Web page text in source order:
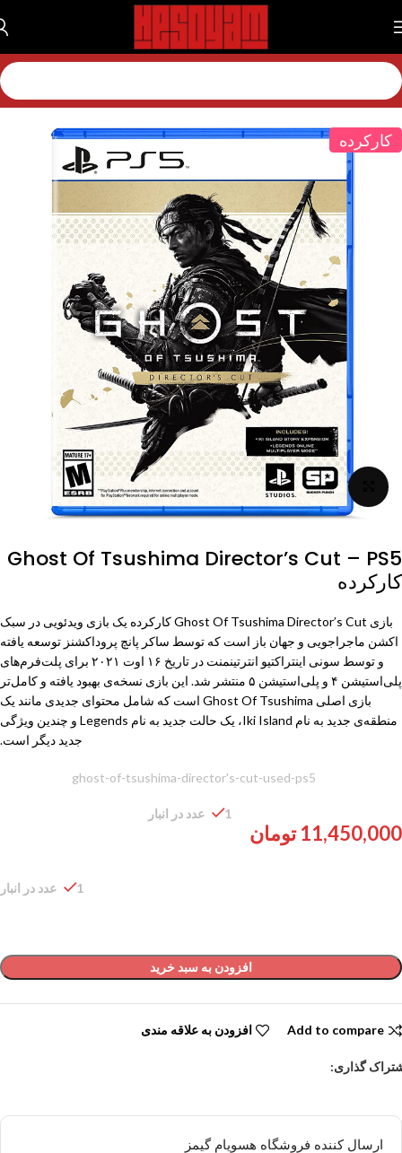
خانه بازی بازی پلی استیشن بازی پلی استیشن 5
کارکرده
برای بزرگنمایی کلیک کنید
Ghost Of Tsushima Director’s Cut – PS5
کارکرده
بازی Ghost Of Tsushima Director’s Cut کارکرده یک بازی ویدئویی در سبک
اکشن ماجراجویی و جهان باز است که توسط ساکر پانچ پروداکشنز توسعه یافته
و توسط سونی اینتراکتیو انترتینمنت در تاریخ ۱۶ اوت ۲۰۲۱ برای پلت‌فرم‌های
پلی‌استیشن ۴ و پلی‌استیشن ۵ منتشر شد. این بازی نسخه‌ی بهبود یافته و کامل‌تر
بازی اصلی Ghost Of Tsushima است که شامل محتوای جدیدی مانند یک
منطقه‌ی جدید به نام Iki Island، یک حالت جدید به نام Legends و چندین ویژگی
جدید دیگر است.
ghost-of-tsushima-director's-cut-used-ps5
11,450,000 تومان
1 عدد در انبار
1 عدد در انبار
افزودن به سبد خرید
Add to compare افزودن به علاقه مندی
گذاری:
ارسال کننده فروشگاه هسویام گیمز